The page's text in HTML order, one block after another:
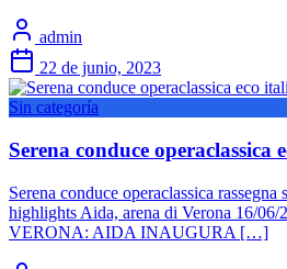
admin
22 de junio, 2023
Sin categoría
Serena conduce operaclassica
Serena conduce operaclassica rassegna
highlights Aida, arena di Verona 16/
VERONA: AIDA INAUGURA […]